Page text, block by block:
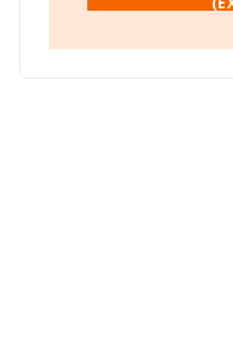
media de facturación
cuenta la información